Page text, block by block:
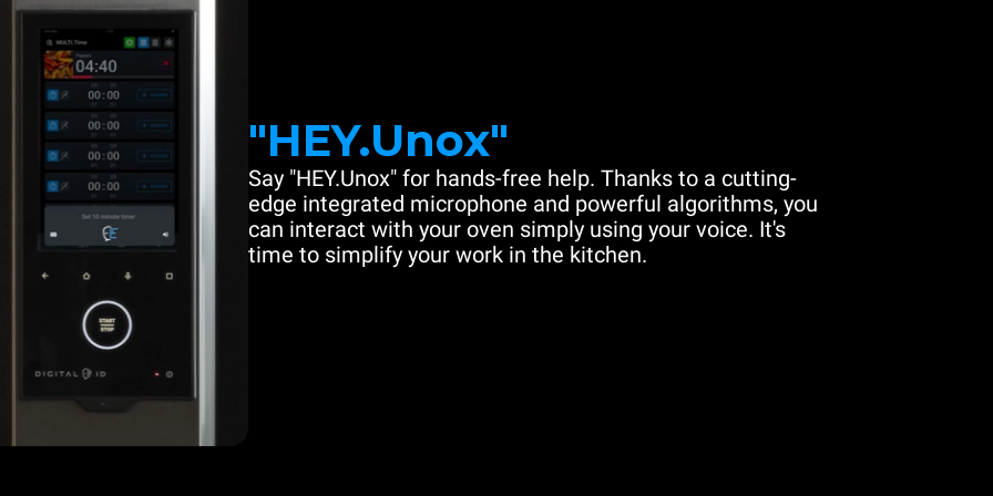
"HEY.Unox"
Say "HEY.Unox" for hands-free help. Thanks to a cutting-
edge integrated microphone and powerful algorithms, you
can interact with your oven simply using your voice. It's
time to simplify your work in the kitchen.